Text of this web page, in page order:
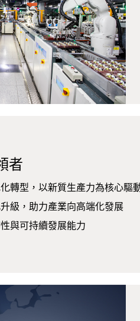
者
轉型，以新質生產力為核心驅
級，助力產業向高端化發展
與可持續發展能力